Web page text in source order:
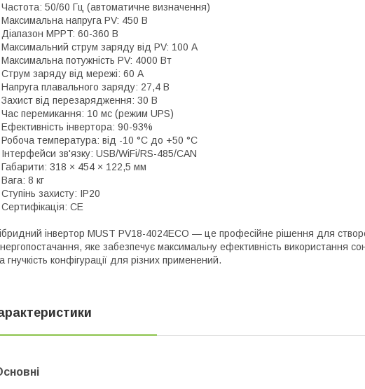
Частота: 50/60 Гц (автоматичне визначення)
Максимальна напруга PV: 450 В
Діапазон MPPT: 60-360 В
Максимальний струм заряду від PV: 100 А
Максимальна потужність PV: 4000 Вт
Струм заряду від мережі: 60 А
Напруга плавального заряду: 27,4 В
Захист від перезарядження: 30 В
Час перемикання: 10 мс (режим UPS)
Ефективність інвертора: 90-93%
Робоча температура: від -10 °C до +50 °C
Інтерфейси зв'язку: USB/WiFi/RS-485/CAN
Габарити: 318 × 454 × 122,5 мм
Вага: 8 кг
Ступінь захисту: IP20
Сертифікація: CE
інвертор MUST PV18-4024ECO — це професійне рішення для
яке забезпечує максимальну ефективність використання
гнучкість конфігурації для різних применений.